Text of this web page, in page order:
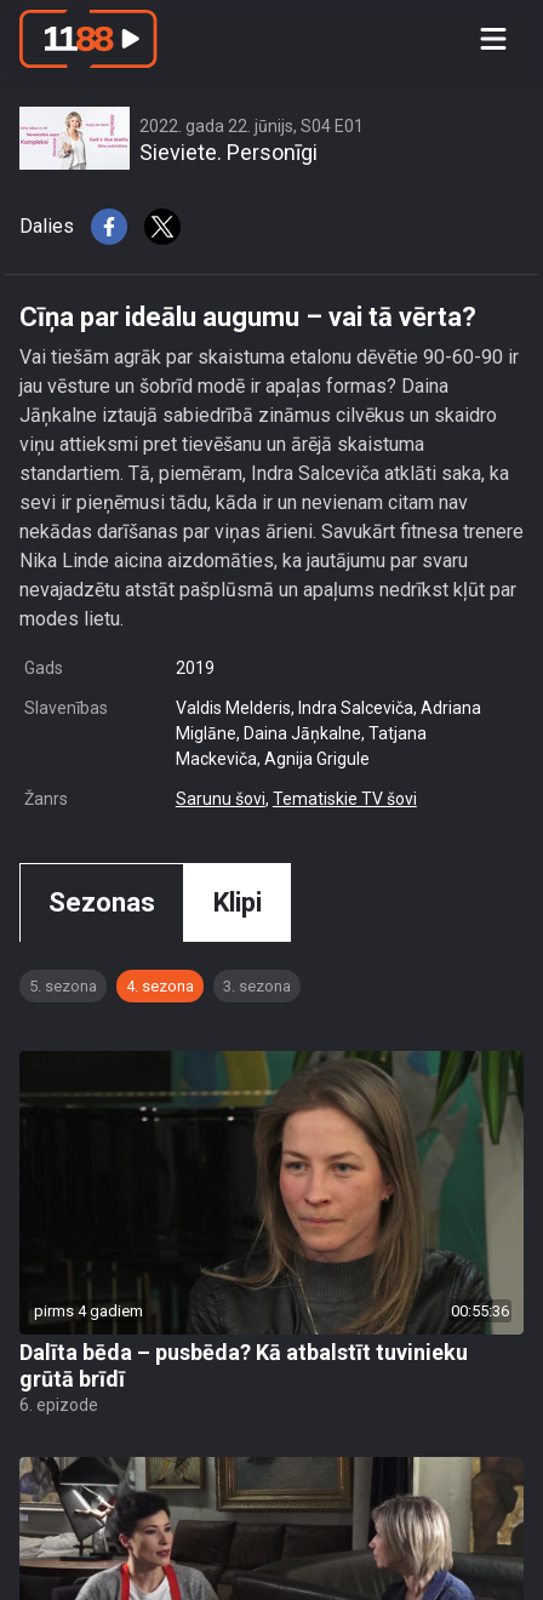
Cīņa par ideālu augumu – vai tā
2022. gada 22. jūnijs, S04 E01
Sieviete. Personīgi
Dalies
Cīņa par ideālu augumu – vai tā vērta?
Vai tiešām agrāk par skaistuma etalonu dēvētie 90-60-90 ir
jau vēsture un šobrīd modē ir apaļas formas? Daina
Jāņkalne iztaujā sabiedrībā zināmus cilvēkus un skaidro
viņu attieksmi pret tievēšanu un ārējā skaistuma
standartiem. Tā, piemēram, Indra Salceviča atklāti saka, ka
sevi ir pieņēmusi tādu, kāda ir un nevienam citam nav
nekādas darīšanas par viņas ārieni. Savukārt fitnesa trenere
Nika Linde aicina aizdomāties, ka jautājumu par svaru
nevajadzētu atstāt pašplūsmā un apaļums nedrīkst kļūt par
modes lietu.
Gads 2019
Slavenības
Valdis Melderis, Indra Salceviča, Adriana
Miglāne, Daina Jāņkalne, Tatjana
Mackeviča, Agnija Grigule
Žanrs Sarunu šovi, Tematiskie TV šovi
Sezonas Klipi
5. sezona 4. sezona 3. sezona
pirms 4 gadiem 00:55:36
Dalīta bēda – pusbēda? Kā atbalstīt tuvinieku
grūtā brīdī
6. epizode